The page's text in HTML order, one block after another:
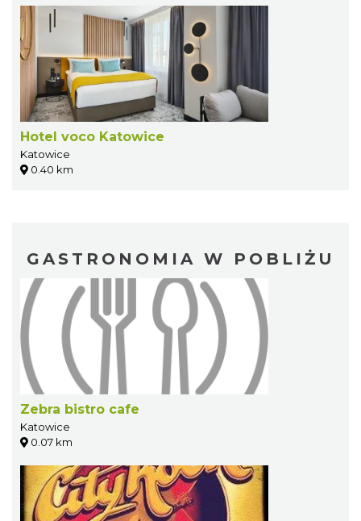
Hotel voco Katowice
Katowice
0.40 km
GASTRONOMIA W POBLIŻU
Zebra bistro cafe
Katowice
0.07 km